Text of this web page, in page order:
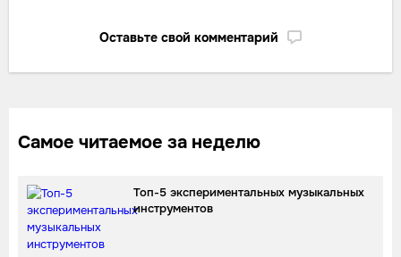
Оставьте свой комментарий
Самое читаемое за неделю
Топ-5 экспериментальных музыкальных
инструментов